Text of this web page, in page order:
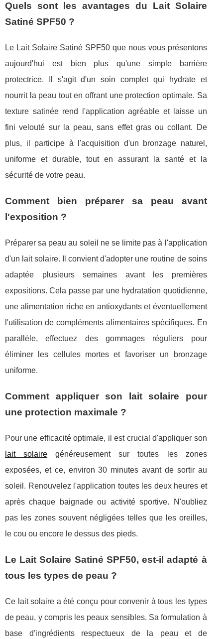
Quels sont les avantages du Lait Solaire
Satiné SPF50 ?
Le Lait Solaire Satiné SPF50 que nous vous présentons
aujourd'hui est bien plus qu'une simple barrière
protectrice. Il s'agit d'un soin complet qui hydrate et
nourrit la peau tout en offrant une protection optimale. Sa
texture satinée rend l'application agréable et laisse un
fini velouté sur la peau, sans effet gras ou collant. De
plus, il participe à l'acquisition d'un bronzage naturel,
uniforme et durable, tout en assurant la santé et la
sécurité de votre peau.
Comment bien préparer sa peau avant
l'exposition ?
Préparer sa peau au soleil ne se limite pas à l'application
d'un lait solaire. Il convient d'adopter une routine de soins
adaptée plusieurs semaines avant les premières
expositions. Cela passe par une hydratation quotidienne,
une alimentation riche en antioxydants et éventuellement
l'utilisation de compléments alimentaires spécifiques. En
parallèle, effectuez des gommages réguliers pour
éliminer les cellules mortes et favoriser un bronzage
uniforme.
Comment appliquer son lait solaire pour
une protection maximale ?
Pour une efficacité optimale, il est crucial d'appliquer son
lait solaire généreusement sur toutes les zones
exposées, et ce, environ 30 minutes avant de sortir au
soleil. Renouvelez l'application toutes les deux heures et
après chaque baignade ou activité sportive. N'oubliez
pas les zones souvent négligées telles que les oreilles,
le cou ou encore le dessus des pieds.
Le Lait Solaire Satiné SPF50, est-il adapté à
tous les types de peau ?
Ce lait solaire a été conçu pour convenir à tous les types
de peau, y compris les peaux sensibles. Sa formulation à
base d'ingrédients respectueux de la peau et de